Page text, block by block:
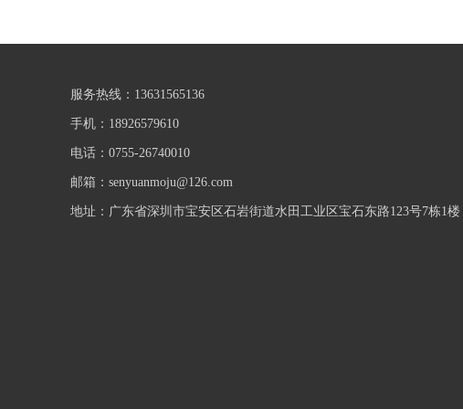
服务热线：13631565136
手机：18926579610
电话：0755-26740010
邮箱：senyuanmoju@126.com
地址：广东省深圳市宝安区石岩街道水田工业区宝石东路123号7栋1楼